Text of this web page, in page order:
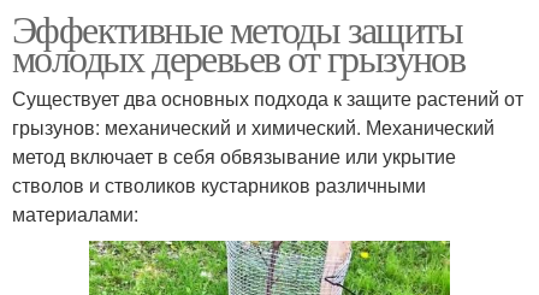
Эффективные методы защиты
молодых деревьев от грызунов
Существует два основных подхода к защите растений от
грызунов: механический и химический. Механический
метод включает в себя обвязывание или укрытие
стволов и стволиков кустарников различными
материалами: